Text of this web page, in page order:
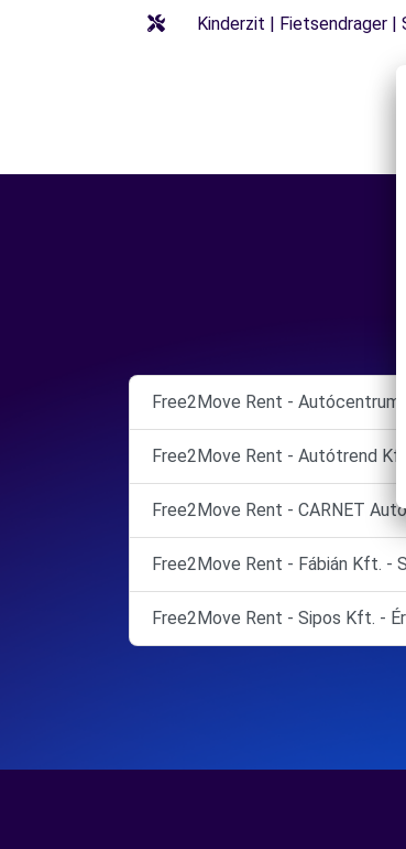
Kinderzit | Fietsendrager |
Free2Move Rent - Autócentrum
Free2Move Rent - Autótrend
Free2Move Rent - CARNET
Free2Move Rent - Fábián Kft. -
Free2Move Rent - Sipos Kft. -